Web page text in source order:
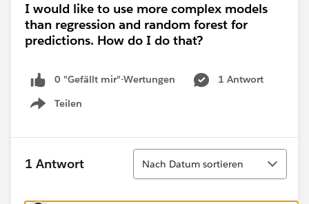
I would like to use more complex models
than regression and random forest for
predictions. How do I do that?
0 "Gefällt mir"-Wertungen
1 Antwort
Teilen
Show menu
1 Antwort
Sortieren
Nach Datum sortieren